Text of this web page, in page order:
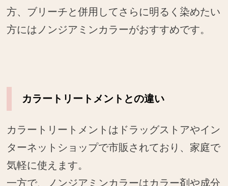
方、ブリーチと併用してさらに明るく染めたい
方にはノンジアミンカラーがおすすめです。
カラートリートメントとの違い
カラートリートメントはドラッグストアやイン
ターネットショップで市販されており、家庭で
気軽に使えます。
一方で、ノンジアミンカラーはカラー剤や成分